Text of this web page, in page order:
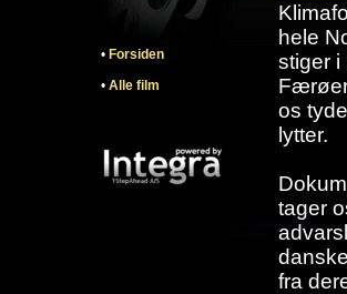
• Forsiden
• Alle film
hele
stiger i
os
lytter.
tager
fra